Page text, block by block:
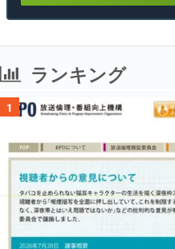
ランキング
1